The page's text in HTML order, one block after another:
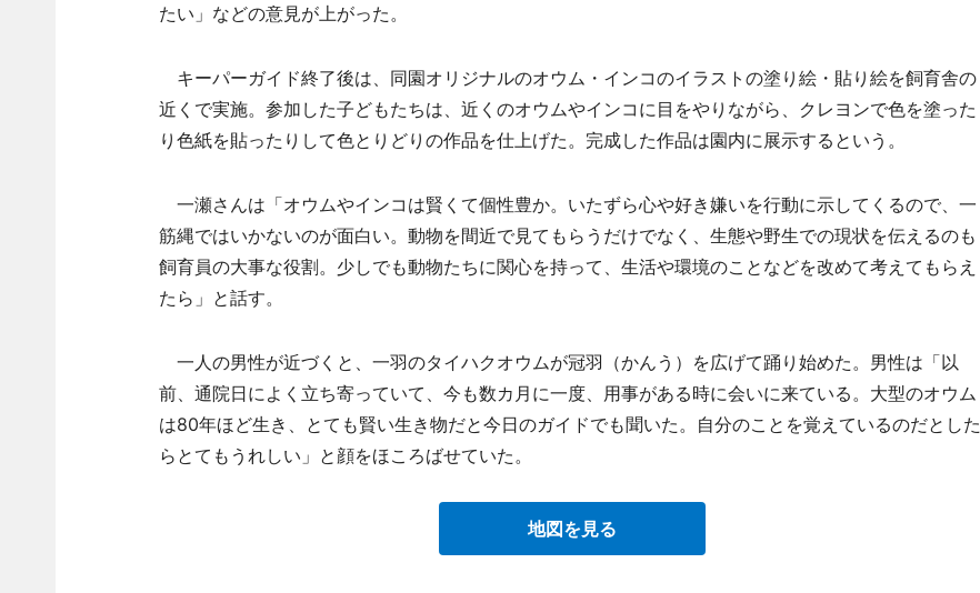
たい」などの意見が上がった。
キーパーガイド終了後は、同園オリジナルのオウム・インコのイラストの塗り絵・貼り絵を飼育舎の
近くで実施。参加した子どもたちは、近くのオウムやインコに目をやりながら、クレヨンで色を塗った
り色紙を貼ったりして色とりどりの作品を仕上げた。完成した作品は園内に展示するという。
一瀬さんは「オウムやインコは賢くて個性豊か。いたずら心や好き嫌いを行動に示してくるので、一
筋縄ではいかないのが面白い。動物を間近で見てもらうだけでなく、生態や野生での現状を伝えるのも
飼育員の大事な役割。少しでも動物たちに関心を持って、生活や環境のことなどを改めて考えてもらえ
たら」と話す。
一人の男性が近づくと、一羽のタイハクオウムが冠羽（かんう）を広げて踊り始めた。男性は「以
前、通院日によく立ち寄っていて、今も数カ月に一度、用事がある時に会いに来ている。大型のオウム
は80年ほど生き、とても賢い生き物だと今日のガイドでも聞いた。自分のことを覚えているのだとした
らとてもうれしい」と顔をほころばせていた。
地図を見る